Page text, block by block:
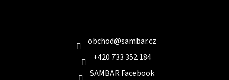
obchod@sambar.cz
+420 733 352 184
SAMBAR Facebook